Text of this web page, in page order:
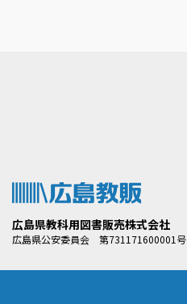
広島県教科用図書販売株式会社
広島県公安委員会 第731171600001号